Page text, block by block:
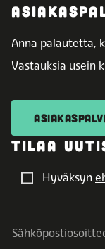
Anna palautetta,
Vastauksia usein
TILAA
Hyväksyn